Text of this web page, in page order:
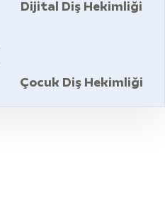
Dijital Diş Hekimliği
Çocuk Diş Hekimliği